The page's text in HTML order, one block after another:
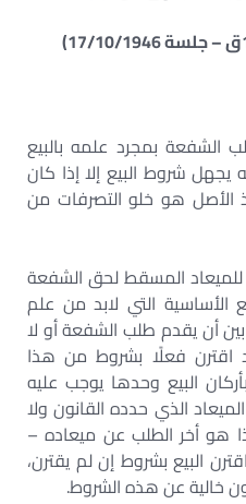
الشفعة بمجرد علمه بالبيع
يجهل شروط البيع إلا إذا كان
الأصل هو خلو التصرفات من
للميعاد المسقط لحق الشفعة
الأساسية التي لابد من علم
بين أن يقدم طلب الشفعة أو لا
اقترن فعلًا بشروط من هذا
البيع وحدها يوجب عليه
الذي حدده القانون ولا
هو أخر الطلب عن ميعاده –
البيع بشروط إن لم يقترن،
خالية عن هذه الشروط.